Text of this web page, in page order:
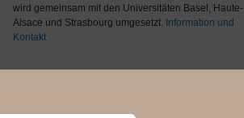
wird gemeinsam mit den Universitäten Basel, Haute-
Alsace und Strasbourg umgesetzt. Information und
Kontakt